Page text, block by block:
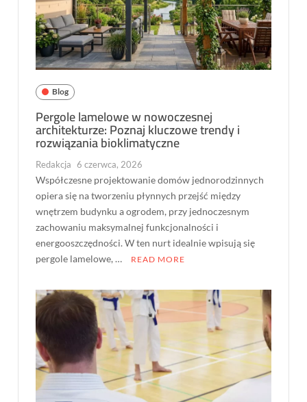
Blog
Pergole lamelowe w nowoczesnej
architekturze: Poznaj kluczowe trendy i
rozwiązania bioklimatyczne
Redakcja 6 czerwca, 2026
Współczesne projektowanie domów jednorodzinnych
opiera się na tworzeniu płynnych przejść między
wnętrzem budynku a ogrodem, przy jednoczesnym
zachowaniu maksymalnej funkcjonalności i
energooszczędności. W ten nurt idealnie wpisują się
pergole lamelowe, …
READ MORE